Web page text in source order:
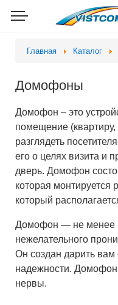
Главная Каталог
Домофоны
Домофон – это
помещение
разглядеть
его о целях визита и
дверь. Домофон
которая монтируется
который
Домофон — не менее
нежелательного
Он создан дарить
надежности.
нервы.